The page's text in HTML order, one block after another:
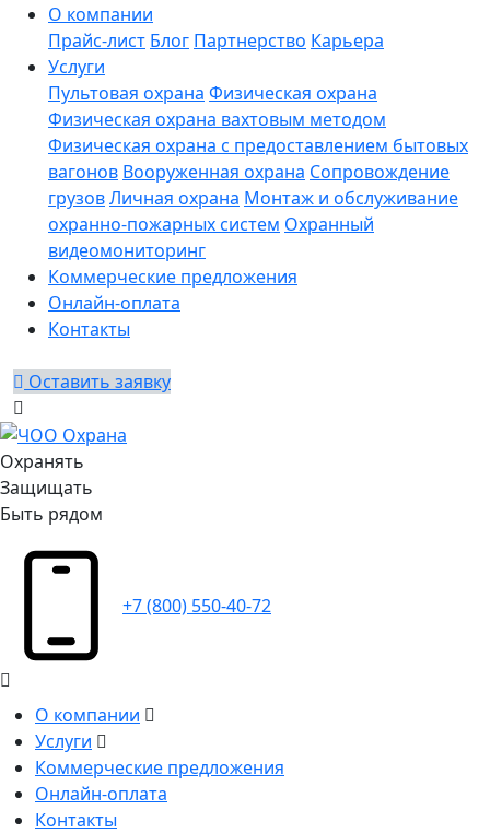
О компании
Прайс-лист Блог Партнерство Карьера
Услуги
Пультовая охрана Физическая охрана
Физическая охрана вахтовым методом
Физическая охрана с предоставлением бытовых
вагонов Вооруженная охрана Сопровождение
грузовЛичная охрана Монтаж и обслуживание
охранно-пожарных систем Охранный
видеомониторинг
Коммерческие предложения
Онлайн-оплата
Контакты
Оставить заявку
Охранять
Защищать
Быть рядом
+7 (800) 550-40-72
О компании
Услуги
Коммерческие предложения
Онлайн-оплата
Контакты